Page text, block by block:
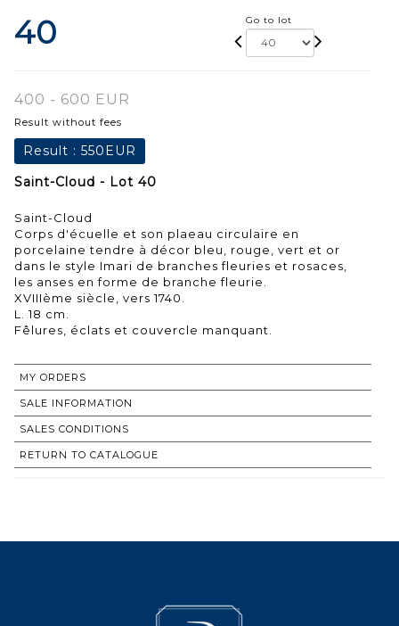
40 Go to lot
400 - 600 EUR
Result without fees
Result : 550EUR
Saint-Cloud - Lot 40
Saint-Cloud
Corps d'écuelle et son plaeau circulaire en
porcelaine tendre à décor bleu, rouge, vert et or
dans le style Imari de branches fleuries et rosaces,
les anses en forme de branche fleurie.
XVIIIème siècle, vers 1740.
L. 18 cm.
MY ORDERS
SALE INFORMATION
SALES CONDITIONS
RETURN TO CATALOGUE